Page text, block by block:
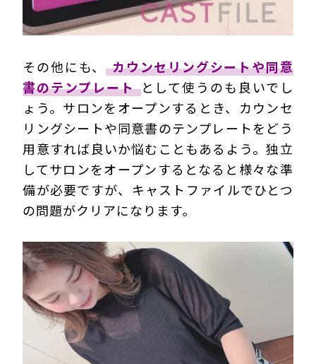
その他にも、 カウンセリングシートや同意
書のテンプレート として使うのも良いでし
ょう。サロンをオープンするとき、カウンセ
リングシートや同意書のテンプレートをどう
用意すれば良いか悩むこともあるよう。独立
してサロンをオープンするとなると様々な準
備が必要ですが、キャストファイルでひとつ
の問題がクリアになります。